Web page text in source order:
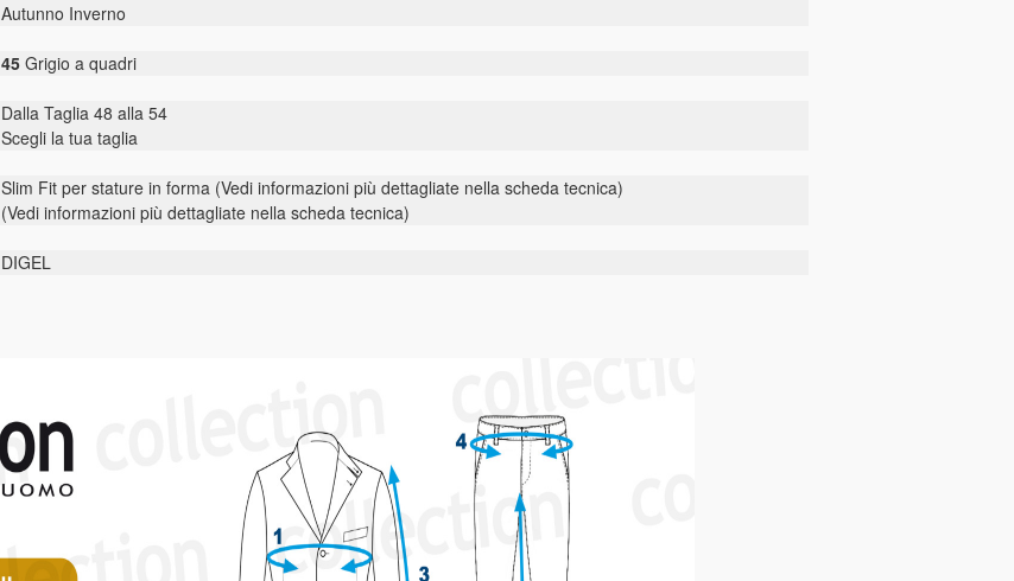
Autunno Inverno
45 Grigio a quadri
Dalla Taglia 48 alla 54
Scegli la tua taglia
Slim Fit per stature in forma (Vedi informazioni più dettagliate nella scheda tecnica)
(Vedi informazioni più dettagliate nella scheda tecnica)
DIGEL